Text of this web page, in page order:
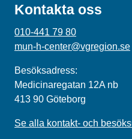
Kontakta oss
010-441 79 80
mun-h-center@vgregion.se
Besöksadress:
Medicinaregatan 12A nb
413 90 Göteborg
Se alla kontakt- och